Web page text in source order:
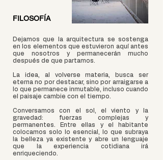
FILOSOFÍA
Dejamos que la arquitectura se sostenga
en los elementos que estuvieron aquí antes
que nosotros y permanecerán mucho
después de que partamos.
La idea, al volverse materia, busca ser
eterna no por destacar, sino por arraigarse a
lo que permanece inmutable, incluso cuando
el paisaje cambie con el tiempo.
Conversamos con el sol, el viento y la
gravedad: fuerzas complejas y
permanentes. Entre ellas y el habitante
colocamos solo lo esencial, lo que subraya
la belleza ya existente y abre un lenguaje
que la experiencia cotidiana irá
enriqueciendo.